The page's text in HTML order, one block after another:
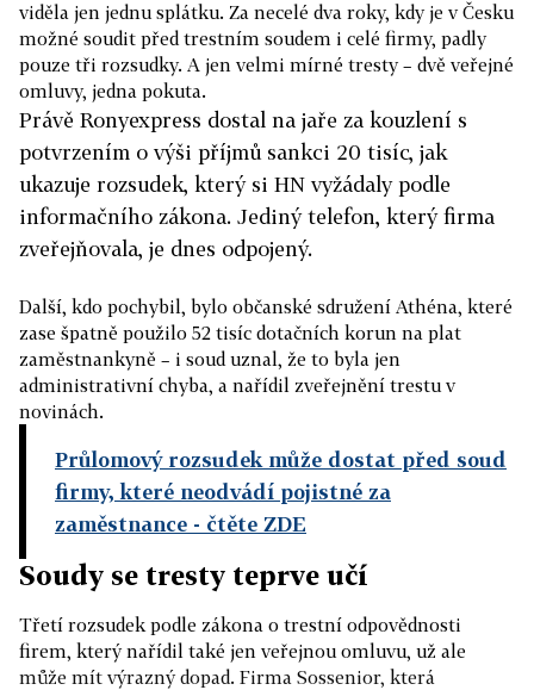
viděla jen jednu splátku. Za necelé dva roky, kdy je v Česku
možné soudit před trestním soudem i celé firmy, padly
pouze tři rozsudky. A jen velmi mírné tresty – dvě veřejné
omluvy, jedna pokuta.
Právě Ronyexpress dostal na jaře za kouzlení s
potvrzením o výši příjmů sankci 20 tisíc, jak
ukazuje rozsudek, který si HN vyžádaly podle
informačního zákona. Jediný telefon, který firma
zveřejňovala, je dnes odpojený.
Další, kdo pochybil, bylo občanské sdružení Athéna, které
zase špatně použilo 52 tisíc dotačních korun na plat
zaměstnankyně – i soud uznal, že to byla jen
administrativní chyba, a nařídil zveřejnění trestu v
novinách.
Průlomový rozsudek může dostat před soud
firmy, které neodvádí pojistné za
zaměstnance - čtěte ZDE
Soudy se tresty teprve učí
Třetí rozsudek podle zákona o trestní odpovědnosti
firem, který nařídil také jen veřejnou omluvu, už ale
může mít výrazný dopad. Firma Sossenior, která